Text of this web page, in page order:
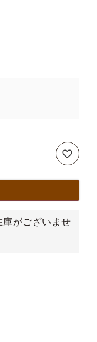
がございませ